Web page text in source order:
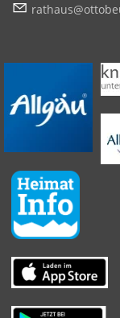
r th s tt b